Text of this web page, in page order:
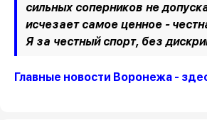
сильных соперников не
исчезает самое ценное -
Я за честный спорт, без
Главные новости Воронежа -